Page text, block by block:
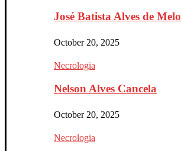
José Batista Alves de Melo
October 20, 2025
Necrologia
Nelson Alves Cancela
October 20, 2025
Necrologia